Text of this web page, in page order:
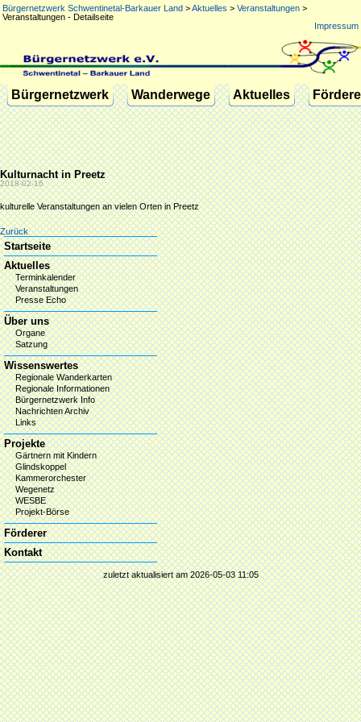
Bürgernetzwerk Schwentinetal-Barkauer Land >Aktuelles > Veranstaltungen >
Veranstaltungen - Detailseite
Impressum
Navigation
überspringen
Bürgernetzwerk Wanderwege Aktuelles
Kulturnacht in Preetz
2018-02-16
kulturelle Veranstaltungen an vielen Orten in Preetz
Zurück
Navigation
überspringen
Startseite
Aktuelles
Terminkalender
Veranstaltungen
Presse Echo
Über uns
Organe
Satzung
Wissenswertes
Regionale Wanderkarten
Regionale Informationen
Bürgernetzwerk Info
Nachrichten Archiv
Links
Projekte
Gärtnern mit Kindern
Glindskoppel
Kammerorchester
Wegenetz
WESBE
Projekt-Börse
Förderer
Kontakt
zuletzt aktualisiert am 2026-05-03 11:05